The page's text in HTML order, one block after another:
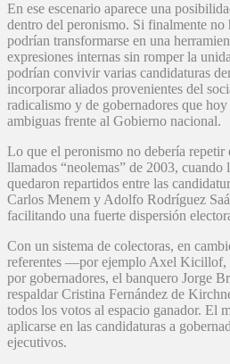
En ese escenario aparece una
dentro del peronismo. Si finalmente no
podrían transformarse en una
expresiones internas sin romper la
podrían convivir varias candidaturas
incorporar aliados provenientes del
radicalismo y de gobernadores que
ambiguas frente al Gobierno nacional.
Lo que el peronismo no debería repetir
llamados “neolemas” de 2003, cuando
quedaron repartidos entre las
Carlos Menem y Adolfo Rodríguez
facilitando una fuerte dispersión
Con un sistema de colectoras, en
referentes —por ejemplo Axel Kicillof,
por gobernadores, el banquero Jorge
respaldar Cristina Fernández de
todos los votos al espacio ganador. El
aplicarse en las candidaturas a
ejecutivos.